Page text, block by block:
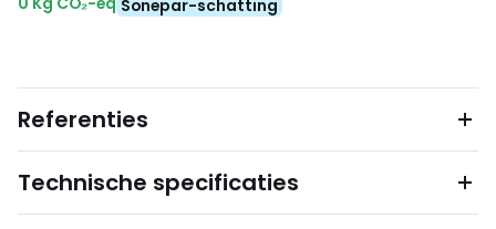
Sonepar-schatting
Referenties
Technische specificaties